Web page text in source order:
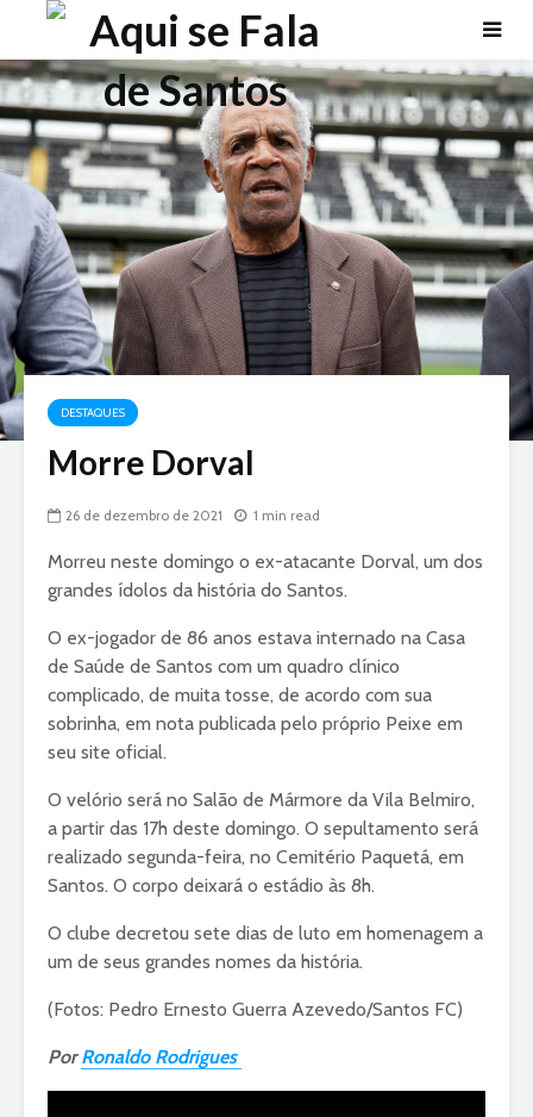
DESTAQUES
Morre Dorval
26 de dezembro de 2021 1 min read
Morreu neste domingo o ex-atacante Dorval, um dos
grandes ídolos da história do Santos.
O ex-jogador de 86 anos estava internado na Casa
de Saúde de Santos com um quadro clínico
complicado, de muita tosse, de acordo com sua
sobrinha, em nota publicada pelo próprio Peixe em
seu site oficial.
O velório será no Salão de Mármore da Vila Belmiro,
a partir das 17h deste domingo. O sepultamento será
realizado segunda-feira, no Cemitério Paquetá, em
Santos. O corpo deixará o estádio às 8h.
O clube decretou sete dias de luto em homenagem a
um de seus grandes nomes da história.
(Fotos: Pedro Ernesto Guerra Azevedo/Santos FC)
PorRonaldo Rodrigues